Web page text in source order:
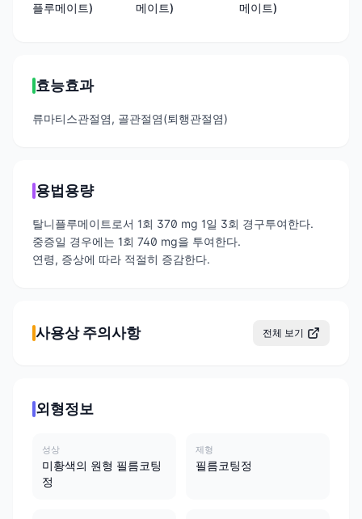
플루메이트)
메이트)
메이트)
효능효과
류마티스관절염, 골관절염(퇴행관절염)
용법용량
탈니플루메이트로서 1회 370 mg 1일 3회 경구투여한다.
중증일 경우에는 1회 740 mg을 투여한다.
연령, 증상에 따라 적절히 증감한다.
사용상 주의사항 전체 보기
외형정보
성상
미황색의 원형 필름코팅
정
제형
필름코팅정